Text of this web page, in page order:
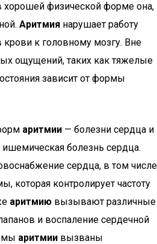
физической форме она,
Аритмия нарушает работу
к головному мозгу. Вне
ощущений, таких как тяжелые
зависит от формы
аритмии — болезни сердца и
болезнь сердца.
сердца, в том числе
которая контролирует частоту
аритмию вызывают различные
и воспаление сердечной
аритмии вызваны